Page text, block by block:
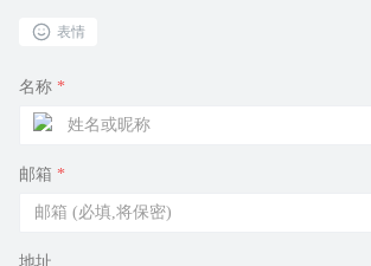
表情
名称 *
邮箱 *
地址